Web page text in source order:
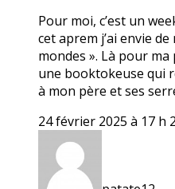
Pour moi, c’est un
cet aprem j’ai envie
mondes ». Là pour
une booktokeuse qui
à mon père et ses
24 février 2025 à 17 h